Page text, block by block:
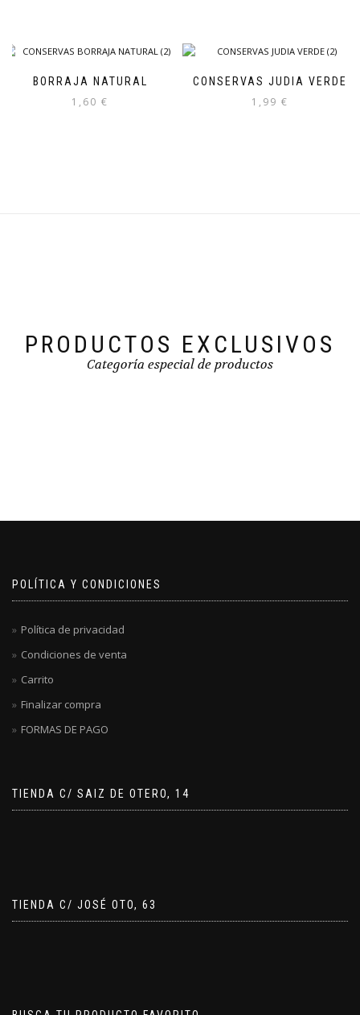
BORRAJA NATURAL
1,60 €
CONSERVAS JUDIA VERDE
1,99 €
PRODUCTOS EXCLUSIVOS
Categoría especial de productos
POLÍTICA Y CONDICIONES
Política de privacidad
Condiciones de venta
Carrito
Finalizar compra
FORMAS DE PAGO
TIENDA C/ SAIZ DE OTERO, 14
TIENDA C/ JOSÉ OTO, 63